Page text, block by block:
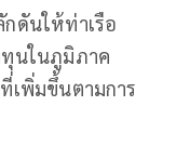
ดันให้ท่าเรือ
ทุนในภูมิภาค
เพิ่มขึ้นตามการ